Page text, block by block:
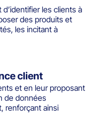
les clients à
des produits et
les incitant à
client
et en leur proposant
de données
renforçant ainsi